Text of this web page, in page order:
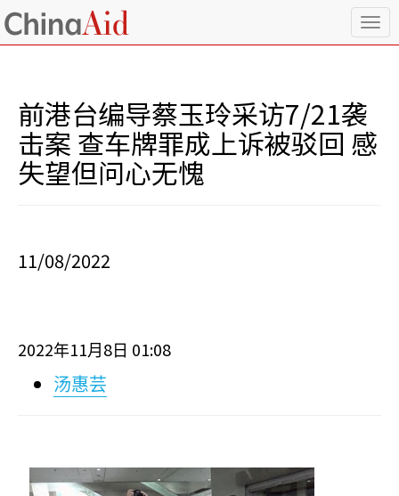
T
o
n
a
前港台编导蔡玉玲采访7/21袭
击案 查车牌罪成上诉被驳回 感
失望但问心无愧
11/08/2022
2022年11月 8 日 01:08
汤惠芸